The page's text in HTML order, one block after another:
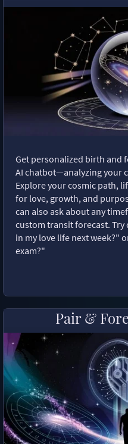
Get personalized birth and
AI chatbot—analyzing your
Explore your cosmic path,
for love, growth, and
can also ask about any
custom transit forecast.
in my love life next week?"
exam?"
Pair &